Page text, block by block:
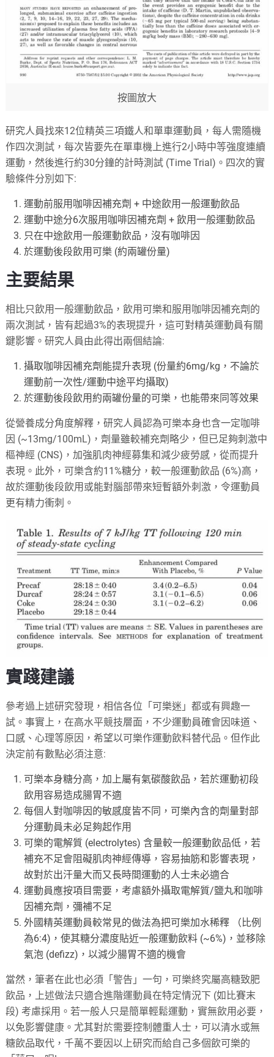
按圖放大
研究人員找來12位精英三項鐵人和單車運動員，每人需隨機
作四次測試，每次皆要先在單車機上進行2小時中等強度連續
運動，然後進行約30分鐘的計時測試 (Time Trial)。四次的實
驗條件分別如下:
運動前服用咖啡因補充劑 + 中途飲用一般運動飲品
運動中途分6次服用咖啡因補充劑 + 飲用一般運動飲品
只在中途飲用一般運動飲品，沒有咖啡因
於運動後段飲用可樂 (約兩罐份量)
主要結果
相比只飲用一般運動飲品，飲用可樂和服用咖啡因補充劑的
兩次測試，皆有起過3%的表現提升，這可對精英運動員有關
鍵影響。研究人員由此得出兩個結論:
攝取咖啡因補充劑能提升表現 (份量約6mg/kg，不論於
運動前一次性/運動中途平均攝取)
於運動後段飲用約兩罐份量的可樂，也能帶來同等效果
從營養成分角度解釋，研究人員認為可樂本身也含一定咖啡
因 (~13mg/100mL)，劑量雖較補充劑略少，但已足夠刺激中
樞神經 (CNS)，加強肌肉神經募集和減少疲勞感，從而提升
表現。此外，可樂含約11%糖分，較一般運動飲品 (6%)高，
故於運動後段飲用或能對腦部帶來短暫額外刺激，令運動員
更有精力衝刺。
實踐建議
參考過上述研究發現，相信各位「可樂迷」都或有興趣一
試。事實上，在高水平競技層面，不少運動員確會因味道、
口感、心理等原因，希望以可樂作運動飲料替代品。但作此
決定前有數點必須注意:
可樂本身糖分高，加上屬有氣碳酸飲品，若於運動初段
飲用容易造成腸胃不適
每個人對咖啡因的敏感度皆不同，可樂內含的劑量對部
分運動員未必足夠起作用
可樂的電解質 (electrolytes) 含量較一般運動飲品低，若
補充不足會阻礙肌肉神經傳導，容易抽筋和影響表現，
故對於出汗量大而又長時間運動的人士未必適合
運動員應按項目需要，考慮額外攝取電解質/鹽丸和咖啡
因補充劑，彌補不足
外國精英運動員較常見的做法為把可樂加水稀釋 （比例
為6:4)，使其糖分濃度貼近一般運動飲料 (~6%)，並移除
氣泡 (defizz)，以減少腸胃不適的機會
當然，筆者在此也必須「警告」一句，可樂終究屬高糖致肥
飲品，上述做法只適合進階運動員在特定情況下 (如比賽末
段) 考慮採用。若一般人只是簡單輕鬆運動，實無飲用必要，
以免影響健康。尤其對於需要控制體重人士，可以清水或無
糖飲品取代，千萬不要因以上研究而給自己多個飲可樂的